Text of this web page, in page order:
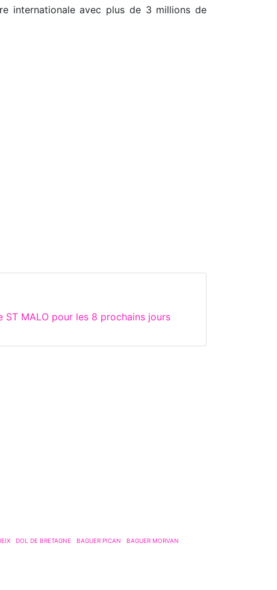
internationale avec plus de 3 millions de
MALO pour les 8 prochains jours
DOL DE BRETAGNE BAGUER PICAN
BAGUER MORVAN